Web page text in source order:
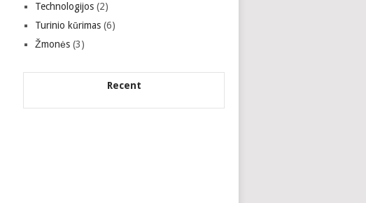
Technologijos (2)
Turinio kūrimas (6)
Žmonės (3)
Recent